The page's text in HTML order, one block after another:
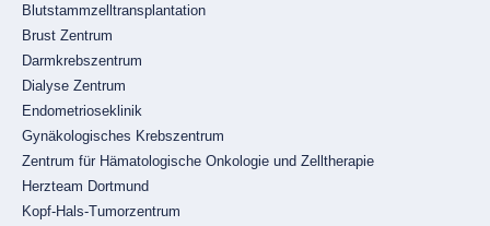
Blutstammzelltransplantation
Brust Zentrum
Darmkrebszentrum
Dialyse Zentrum
Endometrioseklinik
Gynäkologisches Krebszentrum
Zentrum für Hämatologische Onkologie und Zelltherapie
Herzteam Dortmund
Kopf-Hals-Tumorzentrum